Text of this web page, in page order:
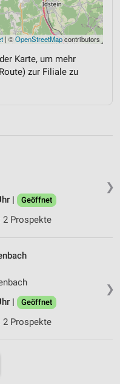
| ©OpenStreetMapcontributors
Karte, um mehr
zur Filiale zu
❯
|
Geöffnet
2 Prospekte
❯
|
Geöffnet
2 Prospekte